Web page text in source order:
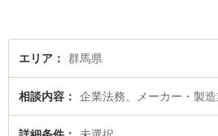
エリア 群馬県
相談内容 企業法務、メーカー・製造